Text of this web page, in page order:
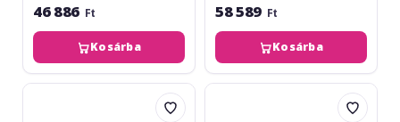
46 886 Ft
Kosárba
58 589 Ft
Kosárba
Ortega
Ortega